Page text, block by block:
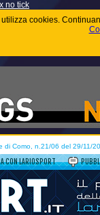
no tick
cookies.
di Como, n.21/06 del 29/11/
CON LARIOSPORT